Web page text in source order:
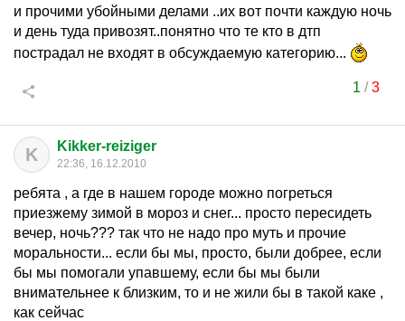
и прочими убойными делами ..их вот почти каждую ночь
и день туда привозят..понятно что те кто в дтп
пострадал не входят в обсуждаемую категорию...
1 /3
K Kikker-reiziger
22:36, 16.12.2010
ребята , а где в нашем городе можно погреться
приезжему зимой в мороз и снег... просто пересидеть
вечер, ночь??? так что не надо про муть и прочие
моральности... если бы мы, просто, были добрее, если
бы мы помогали упавшему, если бы мы были
внимательнее к близким, то и не жили бы в такой каке ,
как сейчас